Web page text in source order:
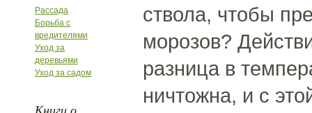
Рассада
Борьба с
вредителями
Уход за
деревьями
Уход за садом
Книги о
ствола, чтобы
морозов?
разница в
ничтожна, и с